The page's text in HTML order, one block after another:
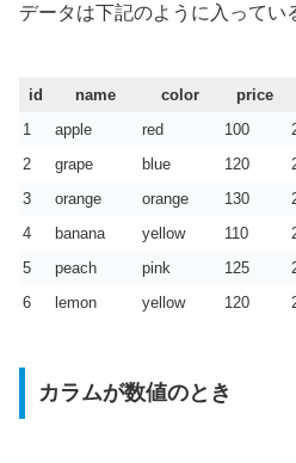
データは下記のように入ってい
id name color price
1
apple red 100
2
grape blue 120
3
orange orange 130
4
banana yellow 110
5
peach pink 125
6
lemon yellow 120
カラムが数値のとき